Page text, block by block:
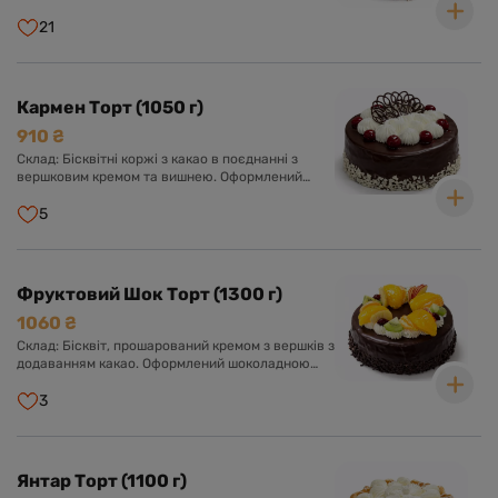
кремом із вершків та прикрашений шматочками
21
Кармен Торт (1050 г)
910 ₴
Склад: Бісквітні коржі з какао в поєднанні з
вершковим кремом та вишнею. Оформлений
вишнею.
5
Фруктовий Шок Торт (1300 г)
1060 ₴
Склад: Бісквіт, прошарований кремом з вершків з
додаванням какао. Оформлений шоколадною
желе.
3
Янтар Торт (1100 г)